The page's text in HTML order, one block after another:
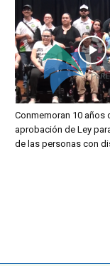
Conmemoran 10 años
aprobación de Ley
de las personas con